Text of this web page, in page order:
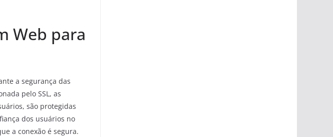
Web para
a segurança das
pelo SSL, as
são protegidas
dos usuários no
a conexão é segura.